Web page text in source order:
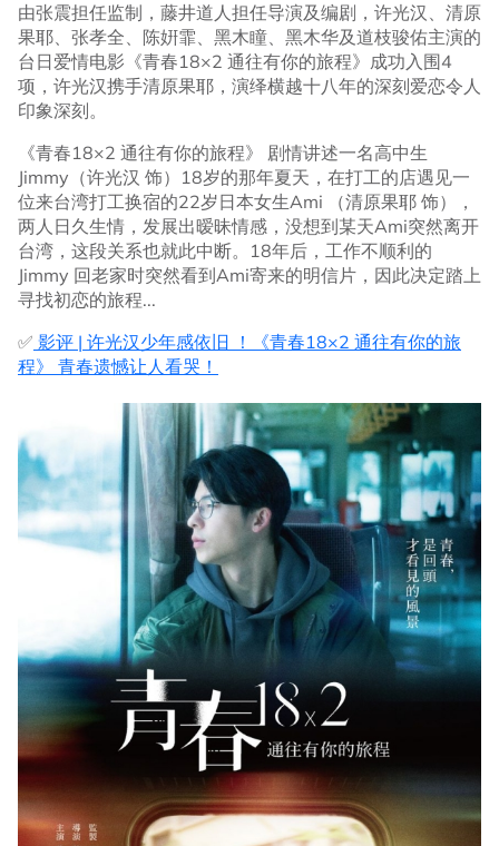
由张震担任监制，藤井道人担任导演及编剧，许光汉、清原
果耶、张孝全、陈姸霏、黑木瞳、黑木华及道枝骏佑主演的
台日爱情电影《青春18×2 通往有你的旅程》成功入围4
项，许光汉携手清原果耶，演绎横越十八年的深刻爱恋令人
印象深刻。
《青春18×2 通往有你的旅程》 剧情讲述一名高中生
Jimmy（许光汉 饰）18岁的那年夏天，在打工的店遇见一
位来台湾打工换宿的22岁日本女生Ami （清原果耶 饰），
两人日久生情，发展出暧昧情感，没想到某天Ami突然离开
台湾，这段关系也就此中断。18年后，工作不顺利的
Jimmy 回老家时突然看到Ami寄来的明信片，因此决定踏上
寻找初恋的旅程...
✅ 影评 | 许光汉少年感依旧 ！《青春18×2 通往有你的旅
程》 青春遗憾让人看哭！